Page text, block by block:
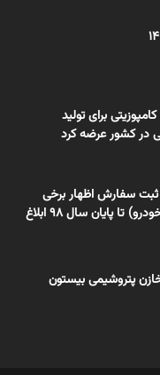
برای تولید
کشور عرضه کرد
ثبت سفارش اظهار برخی
کالاهای گروه 4 (غیر از خودرو) تا پایان سال ۹۸ ابلاغ
پتروشیمی بیستون